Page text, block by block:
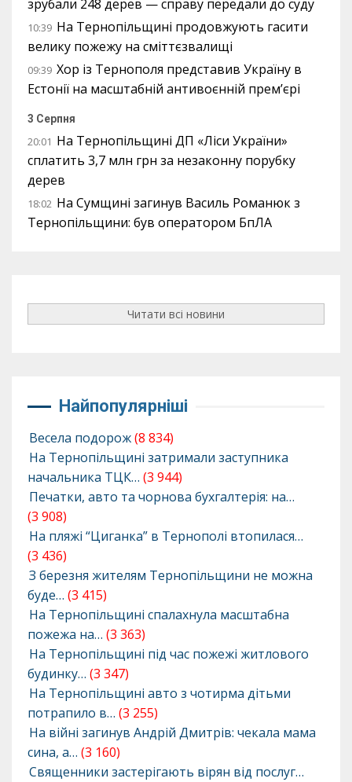
зрубали 248 дерев — справу передали до суду
10:39 На Тернопільщині продовжують гасити
велику пожежу на сміттєзвалищі
09:39 Хор із Тернополя представив Україну в
Естонії на масштабній антивоєнній прем’єрі
3 Серпня
20:01 На Тернопільщині ДП «Ліси України»
сплатить 3,7 млн грн за незаконну порубку
дерев
18:02 На Сумщині загинув Василь Романюк з
Тернопільщини: був оператором БпЛА
Читати всі новини
Найпопулярніші
Весела подорож(8 834)
На Тернопільщині затримали заступника
начальника ТЦК… (3 944)
Печатки, авто та чорнова бухгалтерія: на…
(3 908)
На пляжі “Циганка” в Тернополі втопилася…
(3 436)
З березня жителям Тернопільщини не можна
буде… (3 415)
На Тернопільщині спалахнула масштабна
пожежа на… (3 363)
На Тернопільщині під час пожежі житлового
будинку… (3 347)
На Тернопільщині авто з чотирма дітьми
потрапило в… (3 255)
На війні загинув Андрій Дмитрів: чекала мама
сина, а… (3 160)
Священники застерігають вірян від послуг…